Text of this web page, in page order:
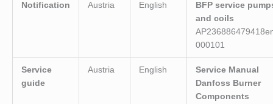
Notification Austria English
BFP service
and coils
000101
Service
guide
Austria English
Service Manual
Danfoss Burner
Components